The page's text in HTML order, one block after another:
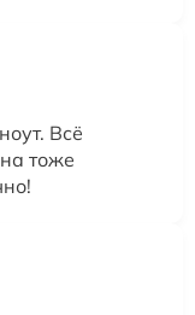
Всё
тоже